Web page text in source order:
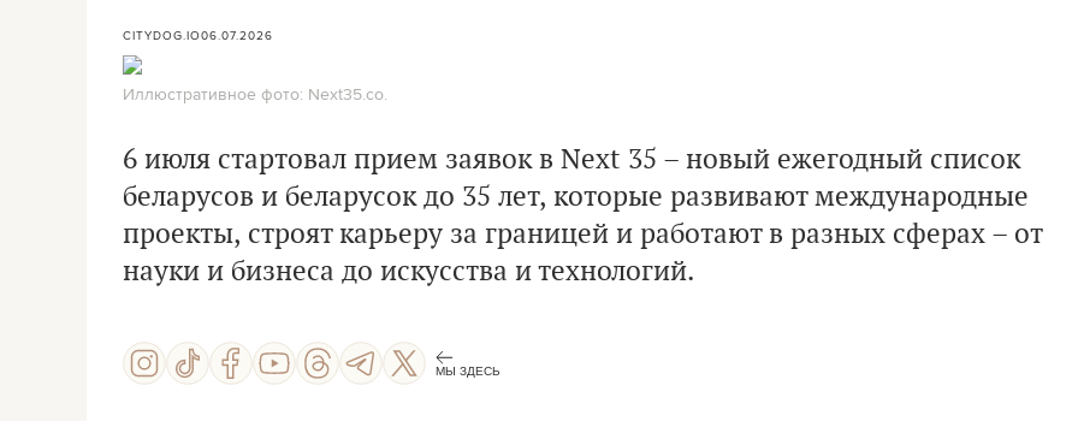
CITYDOG.IO06.07.2026
Иллюстративное фото: Next35.co.
6 июля стартовал прием заявок в Next 35 – новый ежегодный список
беларусов и беларусок до 35 лет, которые развивают международные
проекты, строят карьеру за границей и работают в разных сферах – от
науки и бизнеса до искусства и технологий.
МЫ ЗДЕСЬ